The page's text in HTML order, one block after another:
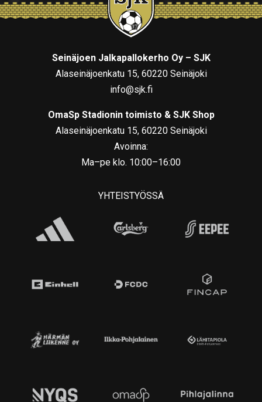
Seinäjoen Jalkapallokerho Oy – SJK
Alaseinäjoenkatu 15, 60220 Seinäjoki
info@sjk.fi
OmaSp Stadionin toimisto & SJK Shop
Alaseinäjoenkatu 15, 60220 Seinäjoki
Avoinna:
Ma–pe klo. 10:00–16:00
YHTEISTYÖSSÄ